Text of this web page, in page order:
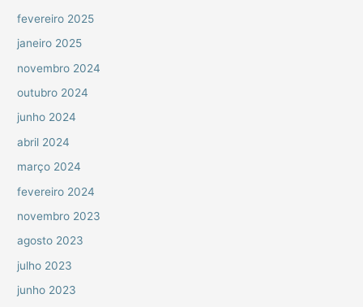
fevereiro 2025
janeiro 2025
novembro 2024
outubro 2024
junho 2024
abril 2024
março 2024
fevereiro 2024
novembro 2023
agosto 2023
julho 2023
junho 2023